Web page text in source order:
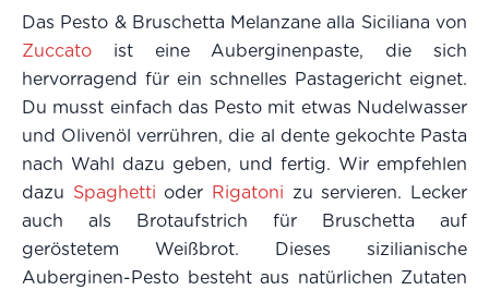
Das Pesto & Bruschetta Melanzane alla Siciliana von
Zuccato ist eine Auberginenpaste, die sich
hervorragend für ein schnelles Pastagericht eignet.
Du musst einfach das Pesto mit etwas Nudelwasser
und Olivenöl verrühren, die al dente gekochte Pasta
nach Wahl dazu geben, und fertig. Wir empfehlen
dazu Spaghetti oder Rigatoni zu servieren. Lecker
auch als Brotaufstrich für Bruschetta auf
geröstetem Weißbrot. Dieses sizilianische
Auberginen-Pesto besteht aus natürlichen Zutaten